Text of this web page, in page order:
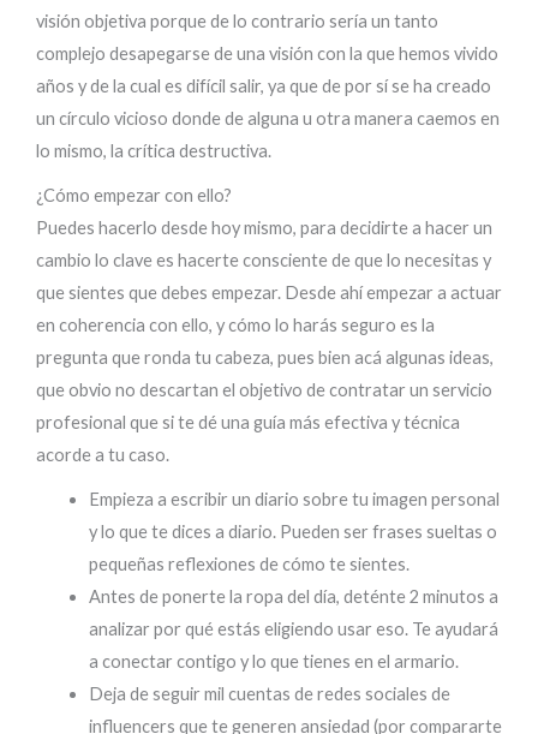
visión objetiva porque de lo contrario sería un tanto
complejo desapegarse de una visión con la que hemos vivido
años y de la cual es difícil salir, ya que de por sí se ha creado
un círculo vicioso donde de alguna u otra manera caemos en
lo mismo, la crítica destructiva.
¿Cómo empezar con ello?
Puedes hacerlo desde hoy mismo, para decidirte a hacer un
cambio lo clave es hacerte consciente de que lo necesitas y
que sientes que debes empezar. Desde ahí empezar a actuar
en coherencia con ello, y cómo lo harás seguro es la
pregunta que ronda tu cabeza, pues bien acá algunas ideas,
que obvio no descartan el objetivo de contratar un servicio
profesional que si te dé una guía más efectiva y técnica
acorde a tu caso.
Empieza a escribir un diario sobre tu imagen personal
y lo que te dices a diario. Pueden ser frases sueltas o
pequeñas reflexiones de cómo te sientes.
Antes de ponerte la ropa del día, deténte 2 minutos a
analizar por qué estás eligiendo usar eso. Te ayudará
a conectar contigo y lo que tienes en el armario.
Deja de seguir mil cuentas de redes sociales de
influencers que te generen ansiedad (por compararte